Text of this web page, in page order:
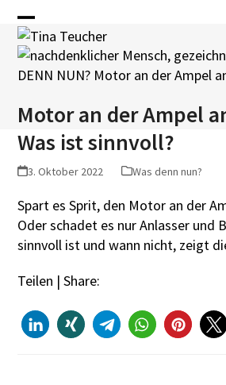
content
Open
mobile
menu
Close
mobile
menu
Motor an der Ampel
Was ist sinnvoll?
3. Oktober 2022 Was denn nun?
Spart es Sprit, den Motor an der
Oder schadet es nur Anlasser und
sinnvoll ist und wann nicht, zeigt
Teilen | Share: